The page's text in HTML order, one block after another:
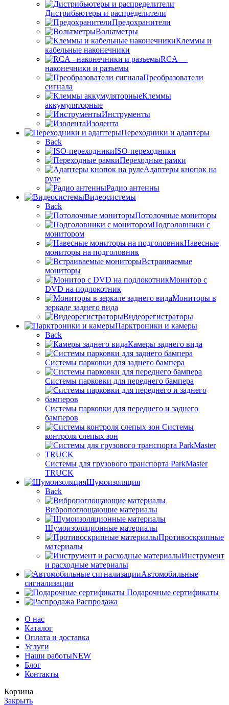
Дистрибьютеры и распределители
Предохранители
Вольтметры
Клеммы и
кабельные наконечники
RCA —
наконечники и разъемы
Преобразователи
сигнала
Клеммы
аккумуляторные
Инструменты
Изолента
Переходники и адаптеры
Back
ISO-переходники
Переходные рамки
Адаптеры кнопок на
руле
Радио антенны
Видеосистемы
Back
Потолочные мониторы
Подголовники с
монитором
Навесные
мониторы на подголовник
Встраиваемые
мониторы
Монитор с
DVD на подлокотник
Мониторы в
зеркале заднего вида
Видеорегистраторы
Парктроники и камеры
Back
Камеры заднего вида
Системы парковки для заднего бампера
Системы парковки для переднего бампера
Системы парковки для переднего и заднего
бамперов
Системы
контроля слепых зон
Системы для грузового транспорта ParkMaster
TRUCK
Шумоизоляция
Back
Вибропоглощающие материалы
Шумоизоляционные материалы
Противоскрипные
материалы
Инструмент
и расходные материалы
Автомобильные
сигнализации
Подарочные сертификаты
Распродажа
О нас
Каталог
Оплата и доставка
Услуги
Наши работыNEW
Блог
Контакты
Корзина
Закрыть